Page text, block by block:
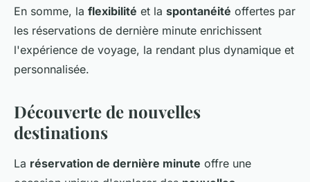
En somme, la flexibilité et la spontanéité offertes par
les réservations de dernière minute enrichissent
l'expérience de voyage, la rendant plus dynamique et
personnalisée.
Découverte de nouvelles
destinations
La réservation de dernière minute offre une